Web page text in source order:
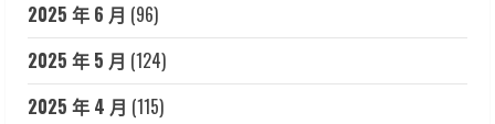
2025 年 6 月 (96)
2025 年 5 月 (124)
2025 年 4 月 (115)